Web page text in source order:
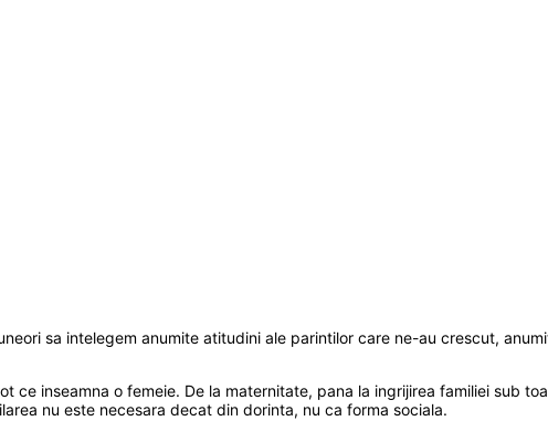
sa intelegem anumite atitudini ale parintilor care ne-au crescut,
ce inseamna o femeie. De la maternitate, pana la ingrijirea familiei sub
nu este necesara decat din dorinta, nu ca forma sociala.